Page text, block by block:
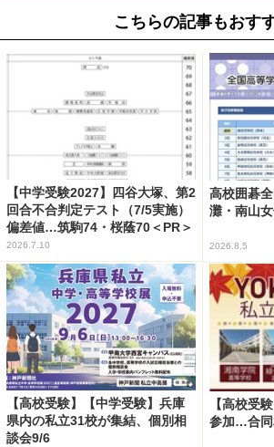
こちらの記事もおす
【中学受験2027】四谷大塚、第2
回合不合判定テスト（7/5実施）
偏差値…筑駒74・桜蔭70＜PR＞
2026.7.10
高校囲碁
灘・南山
2026.8.5
【高校受験】【中学受験】兵庫
県内の私立31校が集結、個別相
談会9/6
【高校受
参加…合同